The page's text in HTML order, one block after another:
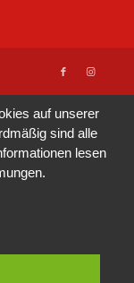
auf unserer
sind alle
lesen
.